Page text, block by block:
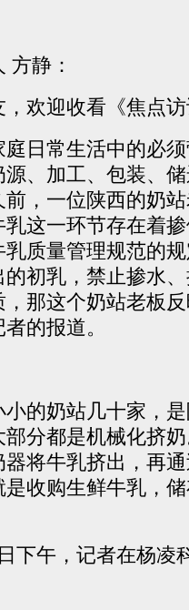
静：
欢迎收看《焦点访
常生活中的必须
、加工、包装、
，一位陕西的奶
这一环节存在着
质量管理规范的
的初乳，禁止掺水
那这个奶站老板
的报道。
奶站几十家，是
部分都是机械化挤
将牛乳挤出，再
收购生鲜牛乳，
午，记者在杨凌